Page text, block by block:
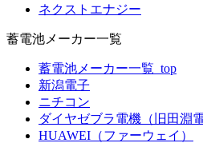
ネクストエナジー
蓄電池メーカー一覧
蓄電池メーカー一覧_top
新潟電子
ニチコン
ダイヤゼブラ電機（旧田淵電
HUAWEI（ファーウェイ）